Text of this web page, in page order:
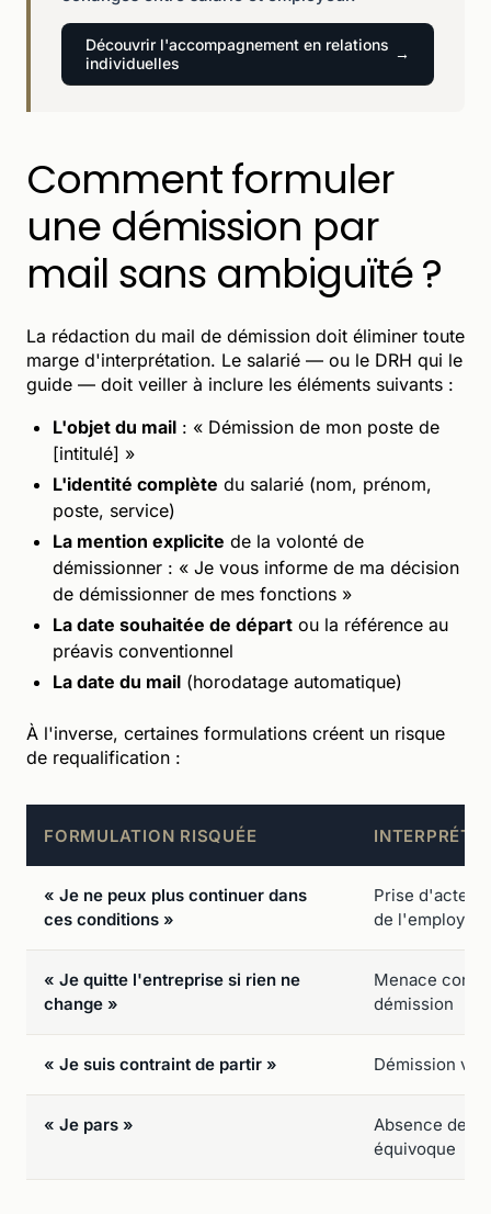
Découvrir l'accompagnement en relations
individuelles
Comment formuler
une démission par
mail sans ambiguïté ?
La rédaction du mail de démission doit éliminer toute
marge d'interprétation. Le salarié — ou le DRH qui le
guide — doit veiller à inclure les éléments suivants :
L'objet du mail : « Démission de mon poste de
[intitulé] »
L'identité complète du salarié (nom, prénom,
poste, service)
La mention explicite de la volonté de
démissionner : « Je vous informe de ma décision
de démissionner de mes fonctions »
La date souhaitée de départ ou la référence au
préavis conventionnel
La date du mail (horodatage automatique)
À l'inverse, certaines formulations créent un risque
de requalification :
FORMULATION RISQUÉE
« Je ne peux plus continuer dans
ces conditions »
Prise d'acte
de l'employeur
« Je quitte l'entreprise si rien ne
change »
Menace
démission
« Je suis contraint de partir » Démission
« Je pars »
Absence de
équivoque